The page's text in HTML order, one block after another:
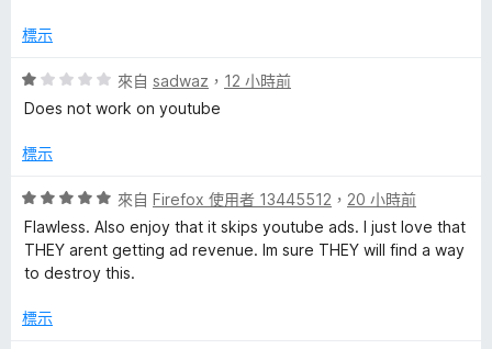
評
論
滿
5
分
標示
評
價
分
滿
分
5
分
來自 sadwaz ， 12 小時前
Does not work on youtube
標示
評
價
5
分
滿
來自 Firefox 使用者 13445512 ， 20 小時前
Flawless. Also enjoy that it skips youtube ads. I just love that
THEY arent getting ad revenue. Im sure THEY will find a way
to destroy this.
標示